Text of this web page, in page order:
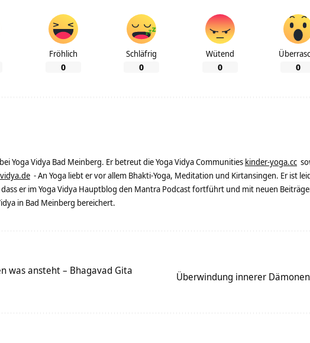
Fröhlich
0
Schläfrig
0
Wütend
0 0
Yoga Vidya Bad Meinberg. Er betreut die Yoga Vidya Communities kinder-yoga.cc
- An Yoga liebt er vor allem Bhakti-Yoga, Meditation und Kirtansingen. Er ist
er im Yoga Vidya Hauptblog den Mantra Podcast fortführt und mit neuen
in Bad Meinberg bereichert.
was ansteht – Bhagavad Gita
Überwindung innerer